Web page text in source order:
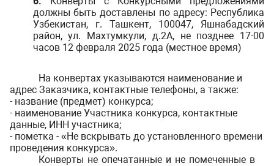
должны быть доставлены по адресу: Республика
Узбекистан, г. Ташкент, 100047, Яшнабадский
район, ул. Махтумкули, д.2А, не позднее 17-00
часов 12 февраля 2025 года (местное время)
На конвертах указываются наименование и
адрес Заказчика, контактные телефоны, а также:
- название (предмет) конкурса;
- наименование Участника конкурса, контактные
данные, ИНН участника;
- пометка - «Не вскрывать до установленного времени
проведения конкурса».
Конверты не опечатанные и не помеченные в